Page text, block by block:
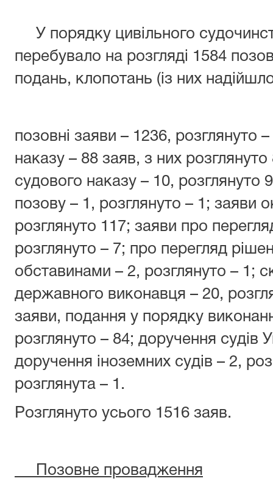
У порядку цивільного
перебувало на розгляді 1584
подань, клопотань (із них
позовні заяви – 1236, розглянуто
наказу – 88 заяв, з них
судового наказу – 10, розглянуто
позову – 1, розглянуто – 1; заяви
розглянуто 117; заяви про
розглянуто – 7; про перегляд
обставинами – 2, розглянуто – 1;
державного виконавця – 20,
заяви, подання у порядку
розглянуто – 84; доручення судів
доручення іноземних судів – 2,
розглянута – 1.
Розглянуто усього 1516 заяв.
Позовне провадження